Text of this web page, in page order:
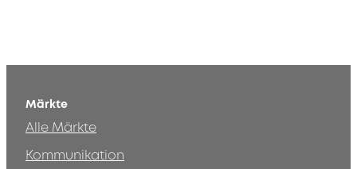
Märkte
Alle Märkte
Kommunikation